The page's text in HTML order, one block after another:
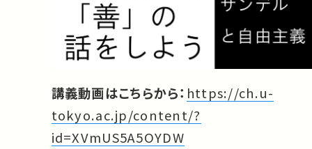
講義動画はこちらから： https://ch.u-
tokyo.ac.jp/content/?
id=XVmUS5A5OYDW